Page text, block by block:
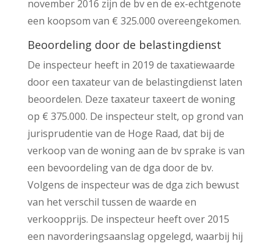
november 2016 zijn de bv en de ex-echtgenote
een koopsom van € 325.000 overeengekomen.
Beoordeling door de belastingdienst
De inspecteur heeft in 2019 de taxatiewaarde
door een taxateur van de belastingdienst laten
beoordelen. Deze taxateur taxeert de woning
op € 375.000. De inspecteur stelt, op grond van
jurisprudentie van de Hoge Raad, dat bij de
verkoop van de woning aan de bv sprake is van
een bevoordeling van de dga door de bv.
Volgens de inspecteur was de dga zich bewust
van het verschil tussen de waarde en
verkoopprijs. De inspecteur heeft over 2015
een navorderingsaanslag opgelegd, waarbij hij